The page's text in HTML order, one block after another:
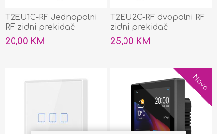
T2EU1C-RF Jednopolni
RF zidni prekidač
20,00 KM
T2EU2C-RF dvopolni RF
zidni prekidač
25,00 KM
Novo